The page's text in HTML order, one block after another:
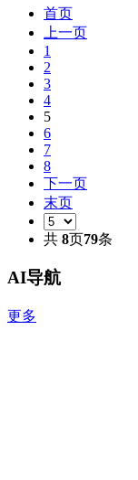
首页
上一页
1
2
3
4
5
6
7
8
下一页
末页
共 8页79条
AI导航
更多